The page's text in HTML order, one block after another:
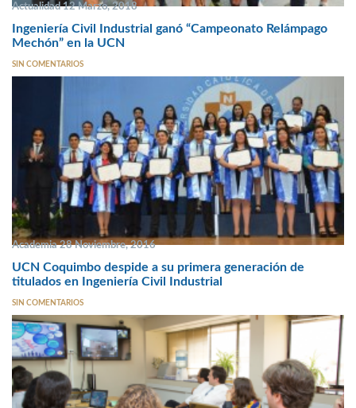
Actualidad 12 Marzo, 2018
Ingeniería Civil Industrial ganó “Campeonato Relámpago
Mechón” en la UCN
SIN COMENTARIOS
Academia 28 Noviembre, 2016
UCN Coquimbo despide a su primera generación de
titulados en Ingeniería Civil Industrial
SIN COMENTARIOS